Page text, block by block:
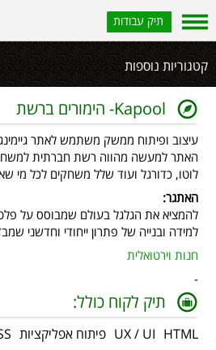
תיק עבודות
קטגוריות נוספות
Kapool- הימורים ברשת
עיצוב ופיתוח ממשק משתמש לאתר גיימינג
האתר למעשה מהווה רשת חברתית
לוטו, כדורגל ועוד שלל משחקים לכל מי
האתגר:
להמציא את הגלגל בעולם שמבוסס על
למידה ובנייה של פתרון ייחודי וחדשני
חנות וירטואלית
-
תיק לקוח כולל:
HTML
UX / UI פיתוח אפליקציות